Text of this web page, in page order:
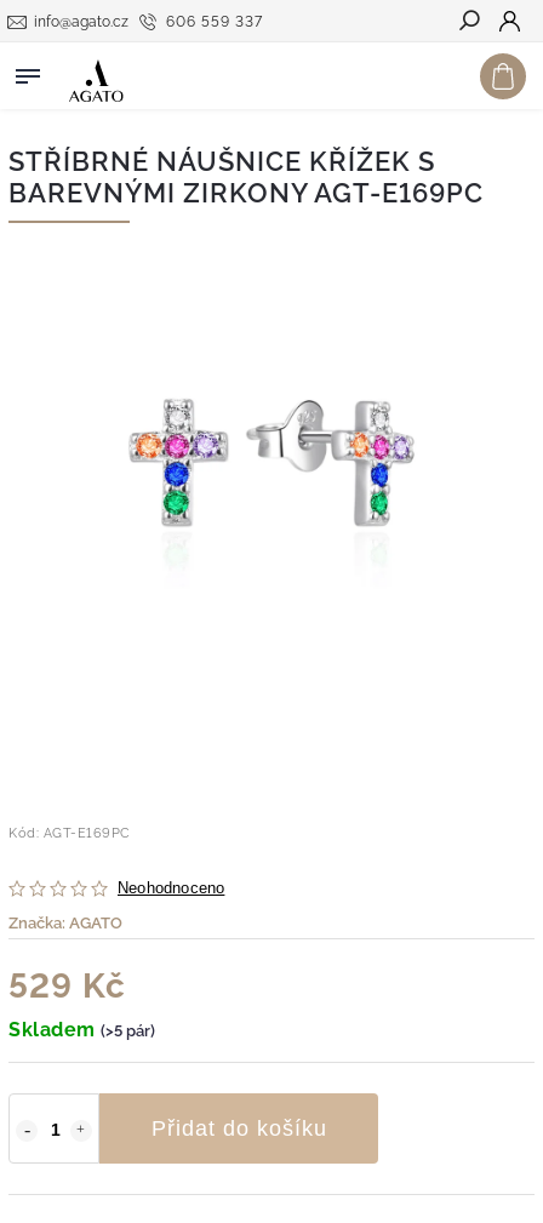
606 559 337
info@agato.cz
Hledat
STŘÍBRNÉ NÁUŠNICE KŘÍŽEK S
BAREVNÝMI ZIRKONY AGT-E169PC
Kód: AGT-E169PC
Neohodnoceno
Značka: AGATO
529 Kč
Skladem (>5 pár)
Přidat do košíku